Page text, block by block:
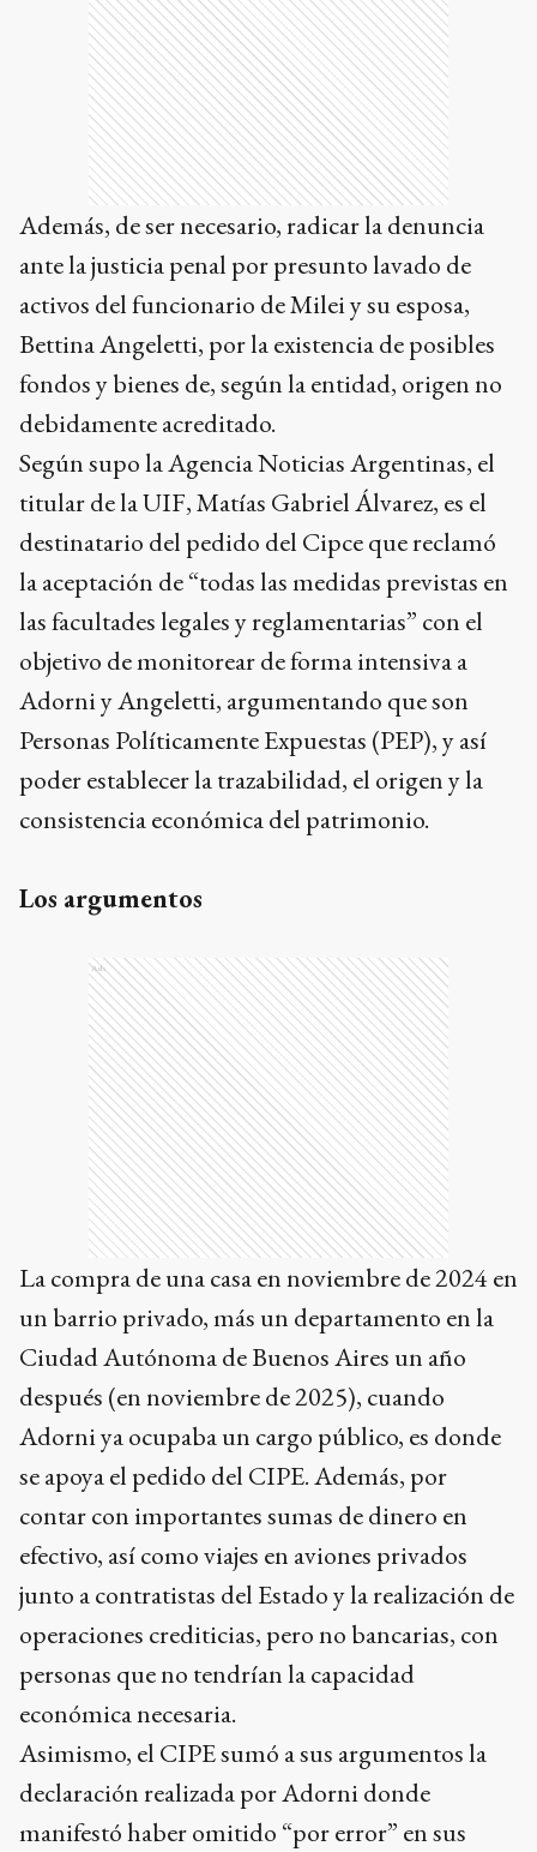
Además, de ser necesario, radicar la denuncia
ante la justicia penal por presunto lavado de
activos del funcionario de Milei y su esposa,
Bettina Angeletti, por la existencia de posibles
fondos y bienes de, según la entidad, origen no
debidamente acreditado.
Según supo la Agencia Noticias Argentinas, el
titular de la UIF, Matías Gabriel Álvarez, es el
destinatario del pedido del Cipce que reclamó
la aceptación de “todas las medidas previstas en
las facultades legales y reglamentarias” con el
objetivo de monitorear de forma intensiva a
Adorni y Angeletti, argumentando que son
Personas Políticamente Expuestas (PEP), y así
poder establecer la trazabilidad, el origen y la
consistencia económica del patrimonio.
Los argumentos
Ads
La compra de una casa en noviembre de 2024 en
un barrio privado, más un departamento en la
Ciudad Autónoma de Buenos Aires un año
después (en noviembre de 2025), cuando
Adorni ya ocupaba un cargo público, es donde
se apoya el pedido del CIPE. Además, por
contar con importantes sumas de dinero en
efectivo, así como viajes en aviones privados
junto a contratistas del Estado y la realización de
operaciones crediticias, pero no bancarias, con
personas que no tendrían la capacidad
económica necesaria.
Asimismo, el CIPE sumó a sus argumentos la
declaración realizada por Adorni donde
manifestó haber omitido “por error” en sus